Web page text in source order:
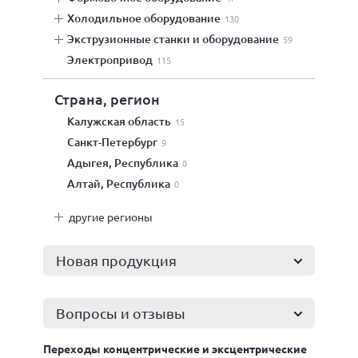
холодильное оборудование 130
экструзионные станки и оборудование 59
электропривод 115
Страна, регион
Калужская область 15
Санкт-Петербург 9
Адыгея, Республика 0
Алтай, Республика 0
другие регионы
Новая продукция
Вопросы и отзывы
Переходы концентрические и эксцентрические